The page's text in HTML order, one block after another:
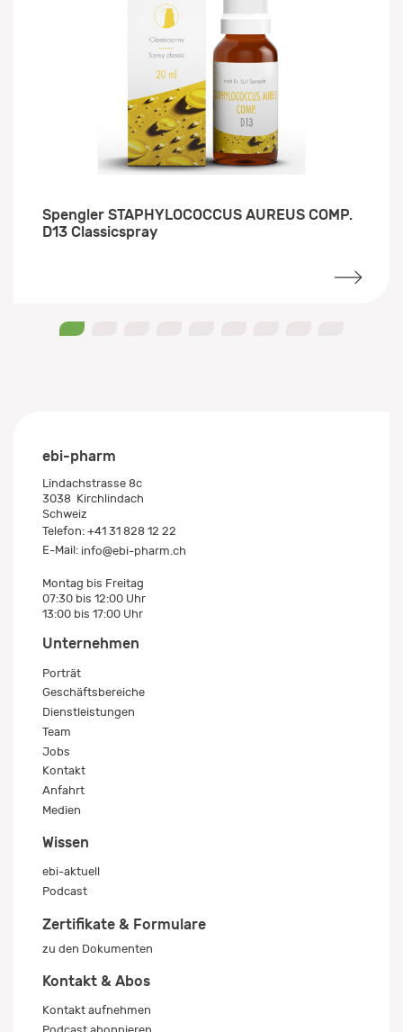
Spengler STAPHYLOCOCCUS AUREUS COMP.
D13 Classicspray
ebi-pharm
Lindachstrasse 8c
3038 Kirchlindach
Schweiz
Telefon: +41 31 828 12 22
E-Mail: info@ebi-pharm.ch
Montag bis Freitag
07:30 bis 12:00 Uhr
13:00 bis 17:00 Uhr
Unternehmen
Porträt
Geschäftsbereiche
Dienstleistungen
Team
Jobs
Kontakt
Anfahrt
Medien
Wissen
ebi-aktuell
Podcast
Zertifikate & Formulare
zu den Dokumenten
Kontakt & Abos
Kontakt aufnehmen